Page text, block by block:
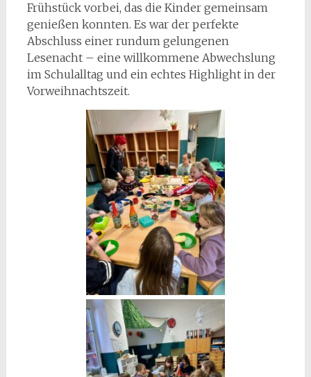
Frühstück vorbei, das die Kinder gemeinsam
genießen konnten. Es war der perfekte
Abschluss einer rundum gelungenen
Lesenacht – eine willkommene Abwechslung
im Schulalltag und ein echtes Highlight in der
Vorweihnachtszeit.